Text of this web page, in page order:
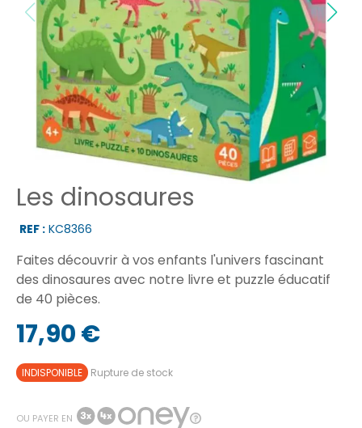
Les dinosaures
REF : KC8366
Faites découvrir à vos enfants l'univers fascinant
des dinosaures avec notre livre et puzzle éducatif
de 40 pièces.
17,90 €
INDISPONIBLE Rupture de stock
OU PAYER EN